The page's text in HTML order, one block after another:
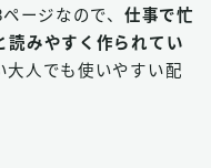
ージなので、 仕事で忙
読みやすく作られてい
大人でも使いやすい配